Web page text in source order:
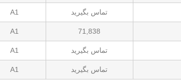
تماس بگیرید A1
71,838
A1
تماس بگیرید A1
تماس بگیرید A1